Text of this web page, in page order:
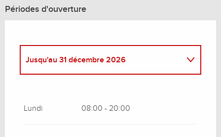
Périodes d'ouverture
Jusqu'au 31 décembre 2026
Lundi 08:00 - 20:00